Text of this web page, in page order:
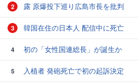
2 露 原爆投下巡り広島市長を批判
3 韓国在住の日本人 配信中に死亡
4 初の「女性国連総長」が誕生か
5
入植者 発砲死亡で初の起訴決定